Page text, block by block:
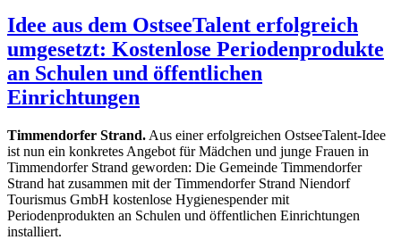
Idee aus dem OstseeTalent erfolgreich
umgesetzt: Kostenlose Periodenprodukte
an Schulen und öffentlichen
Einrichtungen
Timmendorfer Strand. Aus einer erfolgreichen OstseeTalent-Idee
ist nun ein konkretes Angebot für Mädchen und junge Frauen in
Timmendorfer Strand geworden: Die Gemeinde Timmendorfer
Strand hat zusammen mit der Timmendorfer Strand Niendorf
Tourismus GmbH kostenlose Hygienespender mit
Periodenprodukten an Schulen und öffentlichen Einrichtungen
installiert.